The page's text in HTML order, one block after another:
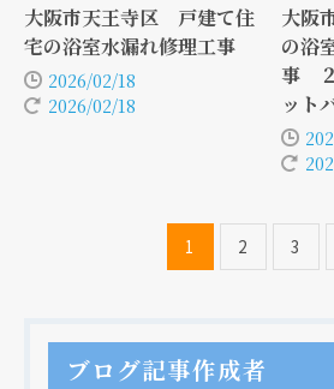
大阪市天王寺区 戸建て住
宅の浴室水漏れ修理工事
2026/02/18
2026/02/18
大阪
の浴
事 ２
ット
1 2 3
ブログ記事作成者